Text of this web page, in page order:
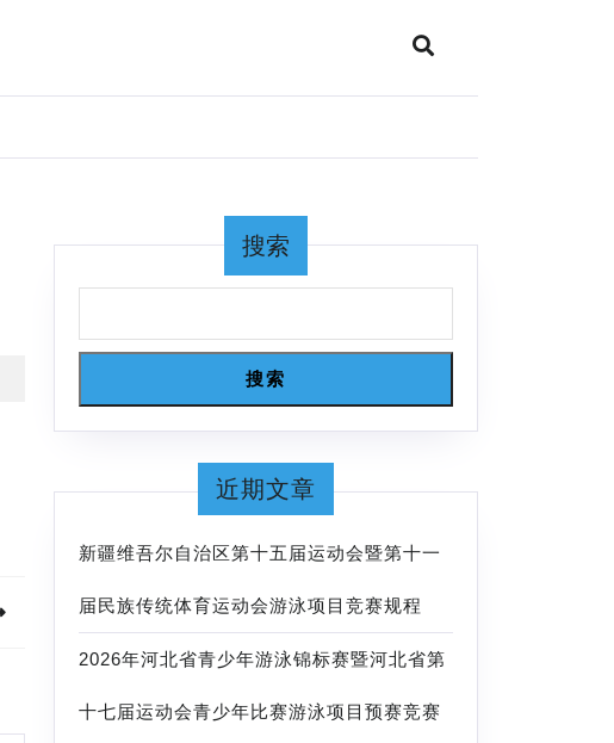
搜索
搜索
近期文章
新疆维吾尔自治区第十五届运动会暨第十一
届民族传统体育运动会游泳项目竞赛规程
2026年河北省青少年游泳锦标赛暨河北省第
十七届运动会青少年比赛游泳项目预赛竞赛